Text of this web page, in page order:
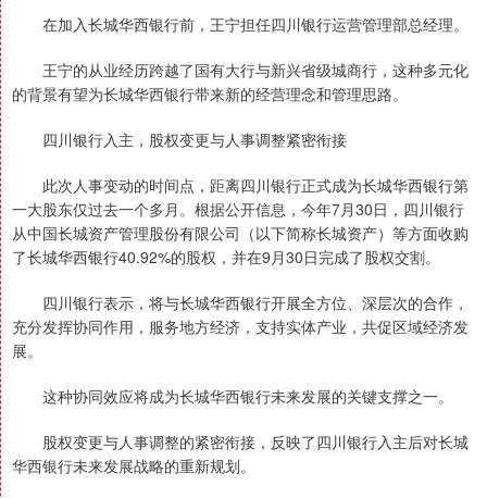
在加入长城华西银行前，王宁担任四川银行运营管理部总经理。
王宁的从业经历跨越了国有大行与新兴省级城商行，这种多元化
的背景有望为长城华西银行带来新的经营理念和管理思路。
四川银行入主，股权变更与人事调整紧密衔接
此次人事变动的时间点，距离四川银行正式成为长城华西银行第
一大股东仅过去一个多月。根据公开信息，今年7月30日，四川银行
从中国长城资产管理股份有限公司（以下简称长城资产）等方面收购
了长城华西银行40.92%的股权，并在9月30日完成了股权交割。
四川银行表示，将与长城华西银行开展全方位、深层次的合作，
充分发挥协同作用，服务地方经济，支持实体产业，共促区域经济发
展。
这种协同效应将成为长城华西银行未来发展的关键支撑之一。
股权变更与人事调整的紧密衔接，反映了四川银行入主后对长城
华西银行未来发展战略的重新规划。